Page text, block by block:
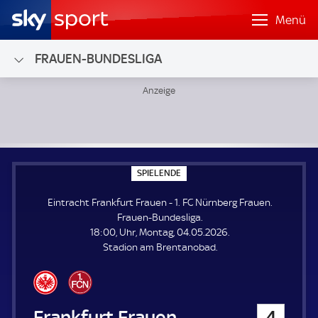
Menü
FRAUEN-BUNDESLIGA
SPIELENDE
P
E
E
N
E
Eintracht Frankfurt Frauen - 1. FC Nürnberg Frauen.
Frauen-Bundesliga.
18:00, Uhr, Montag, 04.05.2026.
Stadion am Brentanobad.